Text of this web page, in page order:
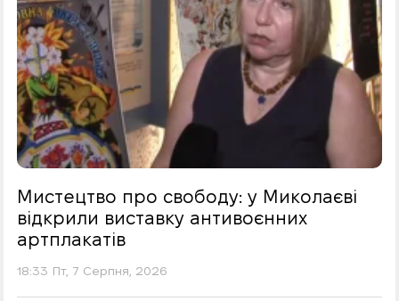
Мистецтво про свободу: у Миколаєві
відкрили виставку антивоєнних
артплакатів
18:33 Пт, 7 Серпня, 2026